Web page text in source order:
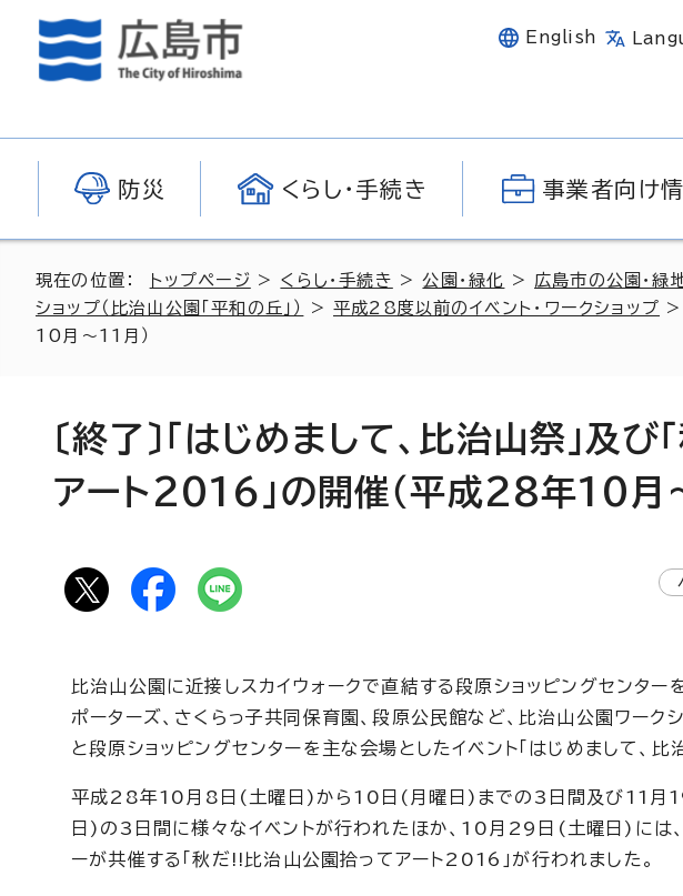
English
防災 くらし・手続き 事業者向け
現在の位置： トップページ > くらし・手続き >公園・緑化 > 広島市の公園・緑
ショップ（比治山公園「平和の丘」）
>平成28度以前のイベント・ワークショップ >
10月～11月）
〔終了〕「はじめまして、比治山祭」及
アート2016」の開催（平成28年10月
比治山公園に近接しスカイウォークで直結する段原ショッピングセンター
ポーターズ、さくらっ子共同保育園、段原公民館など、比治山公園ワーク
と段原ショッピングセンターを主な会場としたイベント「はじめまして、比
平成28年10月8日(土曜日)から10日(月曜日)までの3日間及び11月
日)の3日間に様々なイベントが行われたほか、10月29日(土曜日)には、
ーが共催する「秋だ!!比治山公園拾ってアート2016」が行われました。